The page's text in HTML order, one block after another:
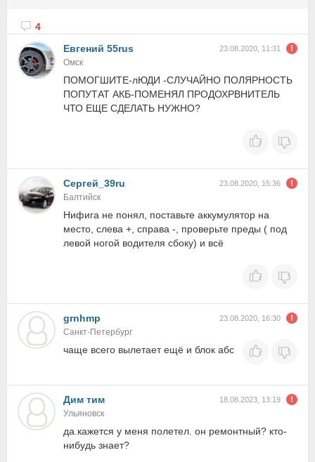
4
Евгений 55rus
23.08.2020, 11:31
Омск
ПОМОГШИТЕ-лЮДИ -СЛУЧАЙНО ПОЛЯРНОСТЬ
ПОПУТАТ АКБ-ПОМЕНЯЛ ПРОДОХРВНИТЕЛЬ
ЧТО ЕЩЕ СДЕЛАТЬ НУЖНО?
Сергей_39ru 23.08.2020, 15:36
Балтийск
Нифига не понял, поставьте аккумулятор на
место, слева +, справа -, проверьте преды ( под
левой ногой водителя сбоку) и всё
grnhmp 23.08.2020, 16:30
Санкт-Петербург
чаще всего вылетает ещё и блок абс
Дим тим 18.08.2023, 13:19
Ульяновск
да.кажется у меня полетел. он ремонтный? кто-
нибудь знает?